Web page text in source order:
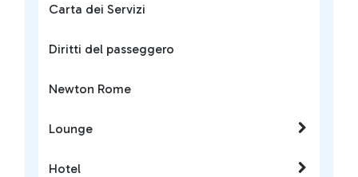
Carta dei Servizi
Diritti del passeggero
Newton Rome
Lounge
Hotel